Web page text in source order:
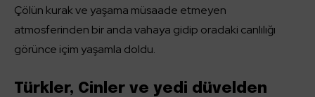
Çölün kurak ve yaşama müsaade etmeyen
atmosferinden bir anda vahaya gidip oradaki canlılığı
görünce içim yaşamla doldu.
Türkler, Cinler ve yedi düvelden